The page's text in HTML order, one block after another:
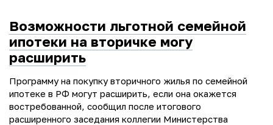
Возможности льготной семейной
ипотеки на вторичке могу
расширить
Программу на покупку вторичного жилья по семейной
ипотеке в РФ могут расширить, если она окажется
востребованной, сообщил после итогового
расширенного заседания коллегии Министерства